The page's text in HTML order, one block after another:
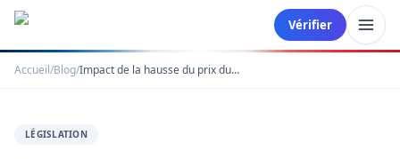
Vérifier
Accueil/Blog/ Impact de la hausse du prix du carburant en France
LÉGISLATION